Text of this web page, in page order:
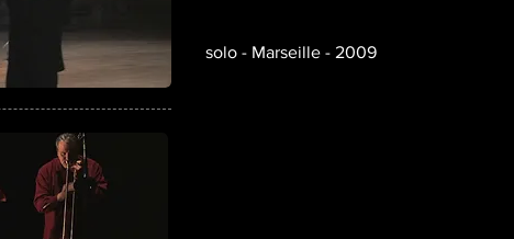
solo - Marseille - 2009